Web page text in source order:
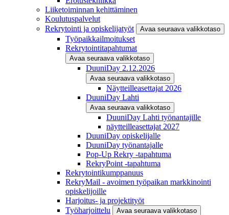
Liiketoiminnan kehittäminen
Koulutuspalvelut
Rekrytointi ja opiskelijatyöt
Avaa seuraava valikkotaso
Työpaikkailmoitukset
Rekrytointitapahtumat
Avaa seuraava valikkotaso
DuuniDay 2.12.2026
Avaa seuraava valikkotaso
Näytteilleasettajat 2026
DuuniDay Lahti
Avaa seuraava valikkotaso
DuuniDay Lahti työnantajille
näytteilleasettajat 2027
DuuniDay opiskelijalle
DuuniDay työnantajalle
Pop-Up Rekry -tapahtuma
RekryPoint -tapahtuma
Rekrytointikumppanuus
RekryMail - avoimen työpaikan markkinointi
opiskelijoille
Harjoitus- ja projektityöt
Työharjoittelu
Avaa seuraava valikkotaso